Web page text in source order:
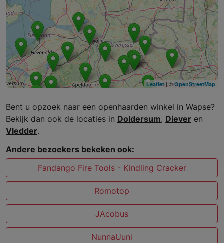
Leaflet| ©OpenStreetMap
Bent u opzoek naar een openhaarden winkel in Wapse?
Bekijk dan ook de locaties in Doldersum, Diever en
Vledder.
Andere bezoekers bekeken ook:
Fandango Fire Tools - Kindling Cracker
Romotop
JAcobus
NunnaUuni